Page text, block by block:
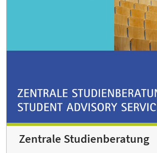
Zentrale Studienberatung